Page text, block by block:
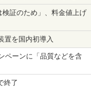
証のため」、料金値上げ
置を国内初導入
ペーンに「品質などを含
終了